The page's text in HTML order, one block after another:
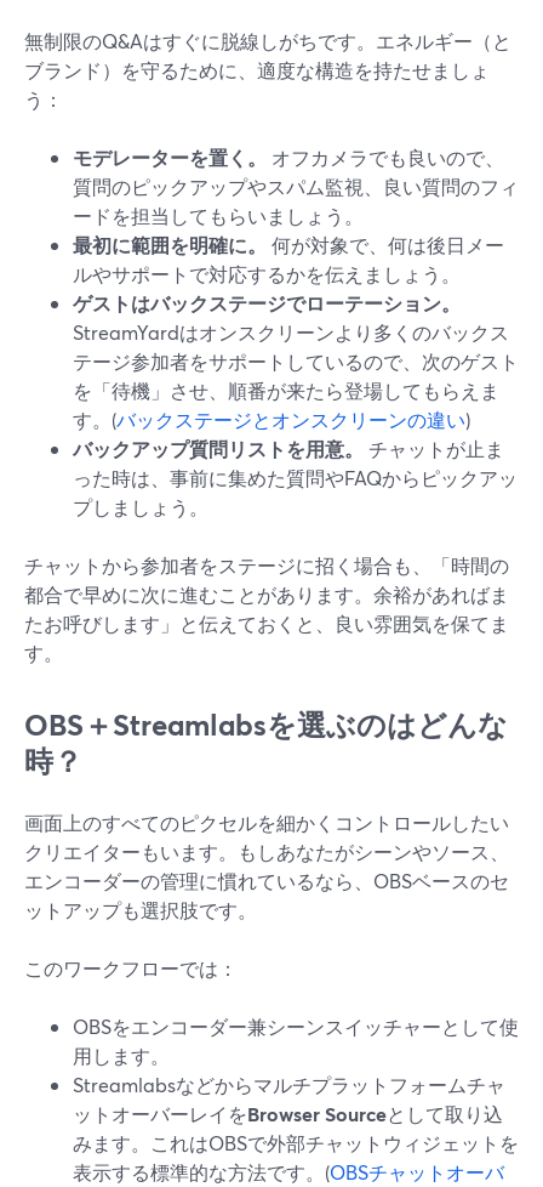
無制限のQ&Aはすぐに脱線しがちです。エネルギー（と
ブランド）を守るために、適度な構造を持たせましょ
う：
モデレーターを置く。
オフカメラでも良いので、
質問のピックアップやスパム監視、良い質問のフィ
ードを担当してもらいましょう。
最初に範囲を明確に。
何が対象で、何は後日メー
ルやサポートで対応するかを伝えましょう。
ゲストはバックステージでローテーション。
StreamYardはオンスクリーンより多くのバックス
テージ参加者をサポートしているので、次のゲスト
を「待機」させ、順番が来たら登場してもらえま
す。(バックステージとオンスクリーンの違い)
バックアップ質問リストを用意。
チャットが止ま
った時は、事前に集めた質問やFAQからピックアッ
プしましょう。
チャットから参加者をステージに招く場合も、「時間の
都合で早めに次に進むことがあります。余裕があればま
たお呼びします」と伝えておくと、良い雰囲気を保てま
す。
OBS＋Streamlabsを選ぶのはどんな
時？
画面上のすべてのピクセルを細かくコントロールしたい
クリエイターもいます。もしあなたがシーンやソース、
エンコーダーの管理に慣れているなら、OBSベースのセ
ットアップも選択肢です。
このワークフローでは：
OBSをエンコーダー兼シーンスイッチャーとして使
用します。
Streamlabsなどからマルチプラットフォームチャ
ットオーバーレイをBrowser Sourceとして取り込
みます。これはOBSで外部チャットウィジェットを
表示する標準的な方法です。(OBSチャットオーバ